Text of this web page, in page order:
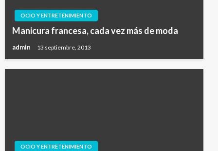
OCIO Y ENTRETENIMIENTO
Manicura francesa, cada vez más de moda
admin 13 septiembre, 2013
OCIO Y ENTRETENIMIENTO